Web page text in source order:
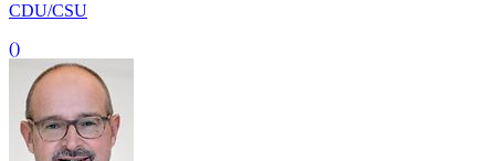
CDU/CSU
()